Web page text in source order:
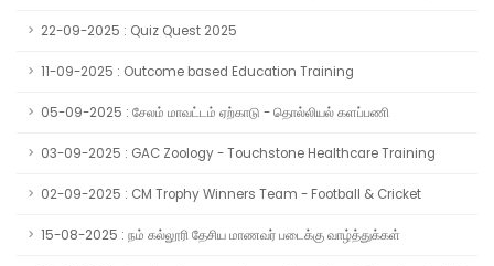
22-09-2025 : Quiz Quest 2025
11-09-2025 : Outcome based Education Training
05-09-2025 : சேலம் மாவட்டம் ஏற்காடு - தொல்லியல் களப்பணி
03-09-2025 : GAC Zoology - Touchstone Healthcare Training
02-09-2025 : CM Trophy Winners Team - Football & Cricket
15-08-2025 : நம் கல்லூரி தேசிய மாணவர் படைக்கு வாழ்த்துக்கள்